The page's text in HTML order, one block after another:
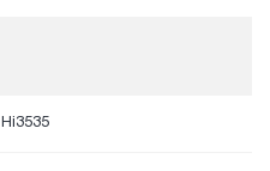
Hi3535